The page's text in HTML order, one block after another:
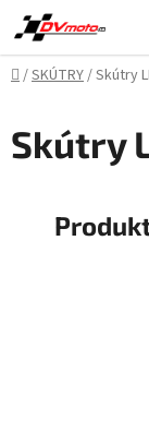
Přejít
na
obsah
Domů
/SKÚTRY/Skútry
Skútry